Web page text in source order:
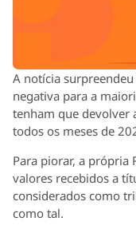
A notícia
negativa para a
tenham que devolver
todos os meses de
Para piorar, a própria
valores recebidos a
considerados como
como tal.